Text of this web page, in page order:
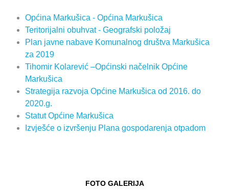
Općina Markušica - Općina Markušica
Teritorijalni obuhvat - Geografski položaj
Plan javne nabave Komunalnog društva Markušica
za 2019
Tihomir Kolarević –Općinski načelnik Općine
Markušica
Strategija razvoja Općine Markušica od 2016. do
2020.g.
Statut Općine Markušica
Izvješće o izvršenju Plana gospodarenja otpadom
FOTO GALERIJA